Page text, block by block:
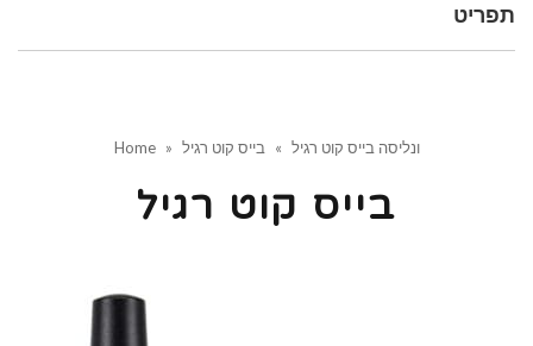
Toggle
תפריט
Home » ונליסה בייס קוט רגיל » בייס קוט רגיל
בייס קוט רגיל